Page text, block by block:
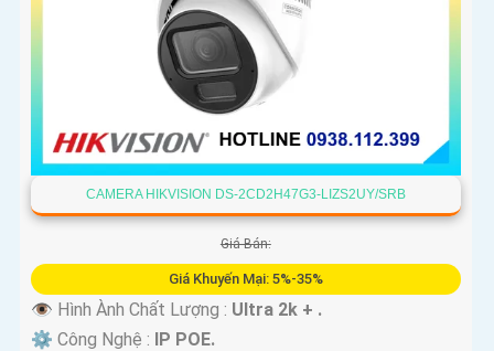
CAMERA HIKVISION DS-2CD2H47G3-LIZS2UY/SRB
Giá Bán:
Giá Khuyến Mại: 5%-35%
👁 Hình Ành Chất Lượng : Ultra 2k + .
⚙ Công Nghệ : IP POE.